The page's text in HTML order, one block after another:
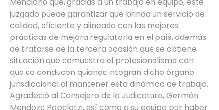
Mencionó que, gracias a un trabajo en equipo, este
juzgado puede garantizar que brinda un servicio de
calidad, eficiente y alineado con las mejores
prácticas de mejora regulatoria en el país, además
de tratarse de la tercera ocasión que se obtiene,
situación que demuestra el profesionalismo con
que se conducen quienes integran dicho órgano
jurisdiccional al mantener esta dinámica de trabajo.
Agradeció al Consejero de la Judicatura, Germán
Mendoza Papalotzi, así como a su equipo por haber